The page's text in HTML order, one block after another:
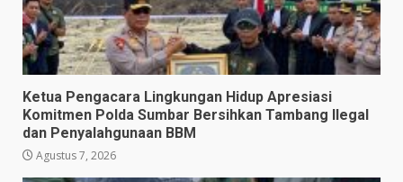
Ketua Pengacara Lingkungan Hidup Apresiasi
Komitmen Polda Sumbar Bersihkan Tambang Ilegal
dan Penyalahgunaan BBM
Agustus 7, 2026